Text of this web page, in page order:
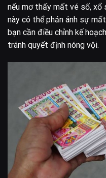
nếu mơ thấy mất vé số, xổ
này có thể phản ánh sự
bạn cần điều chỉnh kế
tránh quyết định nóng vội.